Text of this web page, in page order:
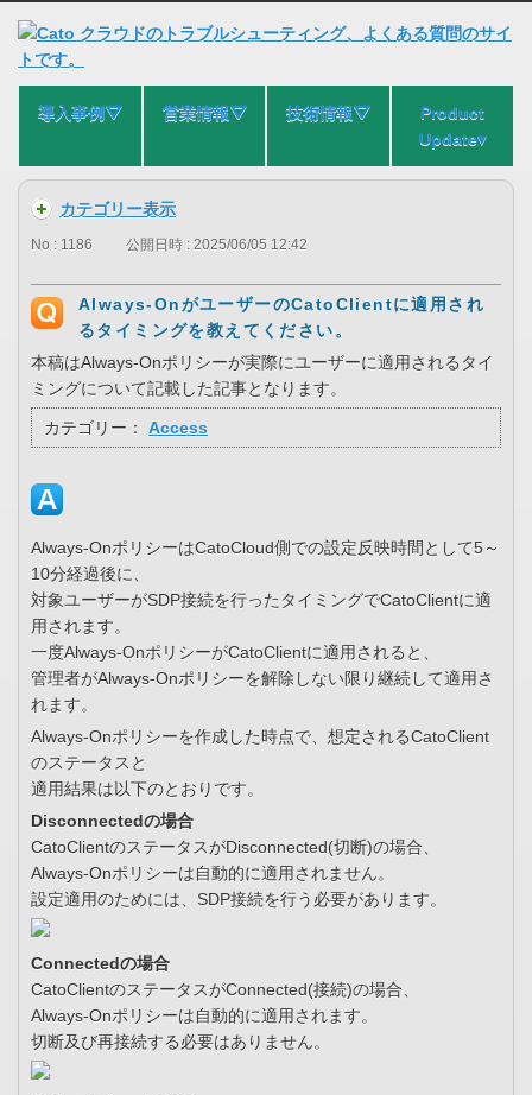
導入事例⛛ 営業情報⛛ 技術情報⛛
Product
Update▾
カテゴリー表示
No : 1186 公開日時 : 2025/06/05 12:42
Always-OnがユーザーのCatoClientに適用され
るタイミングを教えてください。
本稿はAlways-Onポリシーが実際にユーザーに適用されるタイ
ミングについて記載した記事となります。
カテゴリー： Access
Always-OnポリシーはCatoCloud側での設定反映時間として5～
10分経過後に、
対象ユーザーがSDP接続を行ったタイミングでCatoClientに適
用されます。
一度Always-OnポリシーがCatoClientに適用されると、
管理者がAlways-Onポリシーを解除しない限り継続して適用さ
れます。
Always-Onポリシーを作成した時点で、想定されるCatoClient
のステータスと
適用結果は以下のとおりです。
Disconnectedの場合
CatoClientのステータスがDisconnected(切断)の場合、
Always-Onポリシーは自動的に適用されません。
設定適用のためには、SDP接続を行う必要があります。
Connectedの場合
CatoClientのステータスがConnected(接続)の場合、
Always-Onポリシーは自動的に適用されます。
切断及び再接続する必要はありません。